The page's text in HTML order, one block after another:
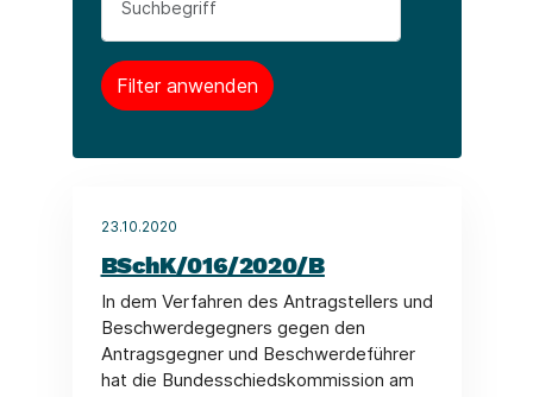
23.10.2020
BSchK/016/2020/B
In dem Verfahren des Antragstellers und
Beschwerdegegners gegen den
Antragsgegner und Beschwerdeführer
hat die Bundesschiedskommission am